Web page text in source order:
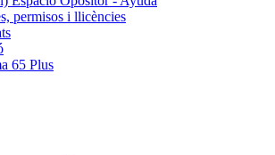
permisos i llicències
65 Plus